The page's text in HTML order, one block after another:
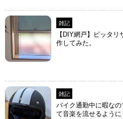
雑記
【DIY網戸】ピッタ
作してみた。
雑記
バイク通勤中に暇な
て音楽を流せるように